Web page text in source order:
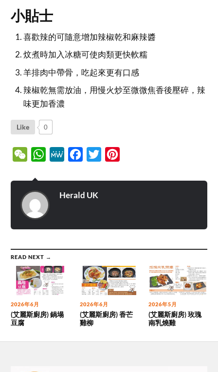
小貼士
喜歡辣的可隨意增加辣椒乾和麻辣醬
炆煮時加入冰糖可使肉類更快軟糯
羊排肉中帶骨，吃起來更有口感
辣椒乾無需放油，用慢火炒至微微焦香後壓碎，辣
味更加香濃
Like 0
WeChatWhatsApp
MeWe Facebook
Twitter
Herald UK
READ NEXT →
2026年6月
(艾麗斯廚房) 鍋塌
豆腐
2026年6月
(艾麗斯廚房) 香芒
雞柳
2026年5月
(艾麗斯廚房) 玫瑰
南乳燒雞